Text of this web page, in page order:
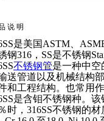
说 明
是美国ASTM、
钢316，SS是不锈钢
不锈钢管是一种中
送管道以及机械结构
和工程结构。也常用
是含钼不锈钢种。该
时，316SS不锈钢的